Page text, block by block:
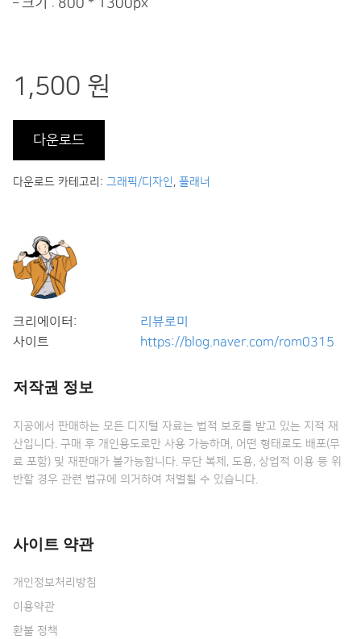
1,500 원
다운로드
다운로드 카테고리: 그래픽/디자인, 플래너
크리에이터:
리뷰로미
사이트
https://blog.naver.com/rom0315
저작권 정보
지공에서 판매하는 모든 디지털 자료는 법적 보호를 받고 있는 지적 재
산입니다. 구매 후 개인용도로만 사용 가능하며, 어떤 형태로도 배포(무
료 포함) 및 재판매가 불가능합니다. 무단 복제, 도용, 상업적 이용 등 위
반할 경우 관련 법규에 의거하여 처벌될 수 있습니다.
사이트 약관
개인정보처리방침
이용약관
환불 정책